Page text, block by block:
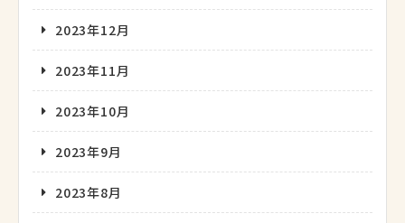
2023年12月
2023年11月
2023年10月
2023年9月
2023年8月